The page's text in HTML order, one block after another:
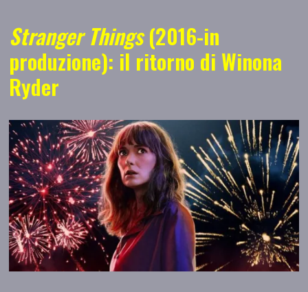
Stranger Things(2016-in
produzione): il ritorno di Winona
Ryder